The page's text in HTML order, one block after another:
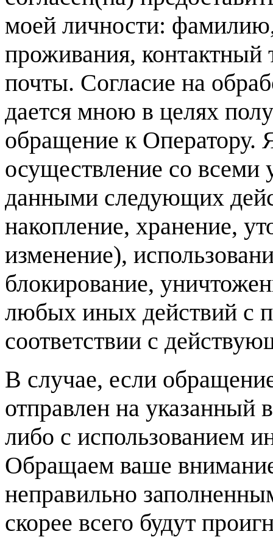
моей личности:
проживания, контактный
почты. Согласие на
дается мною в целях
обращение к Оператору.
осуществление со
данными следующих
накопление, хранение,
изменение),
блокирование,
любых иных действий с
соответствии с
В случае, если
отправлен на указанный
либо с использованием
Обращаем ваше
неправильно
скорее всего будут